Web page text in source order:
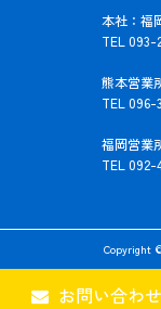
本社：福
TEL
熊本営業
TEL
福岡営業
TEL
Copyright
お問い合わせ